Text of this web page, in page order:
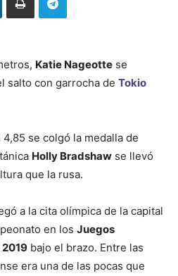
Katie Nageotte se
salto con garrocha de Tokio
4,85 se colgó la medalla de
Holly Bradshaw se llevó
que la rusa.
a la cita olímpica de la capital
en los Juegos
bajo el brazo. Entre las
era una de las pocas que